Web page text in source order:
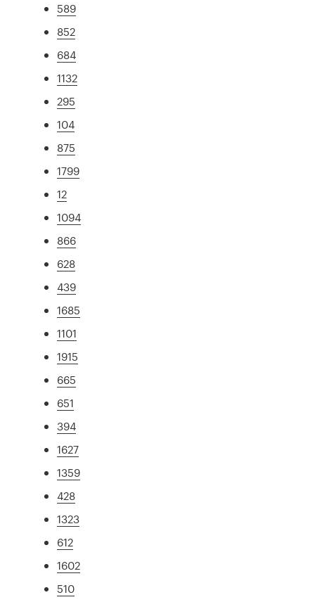
589
852
684
1132
295
104
875
1799
12
1094
866
628
439
1685
1101
1915
665
651
394
1627
1359
428
1323
612
1602
510